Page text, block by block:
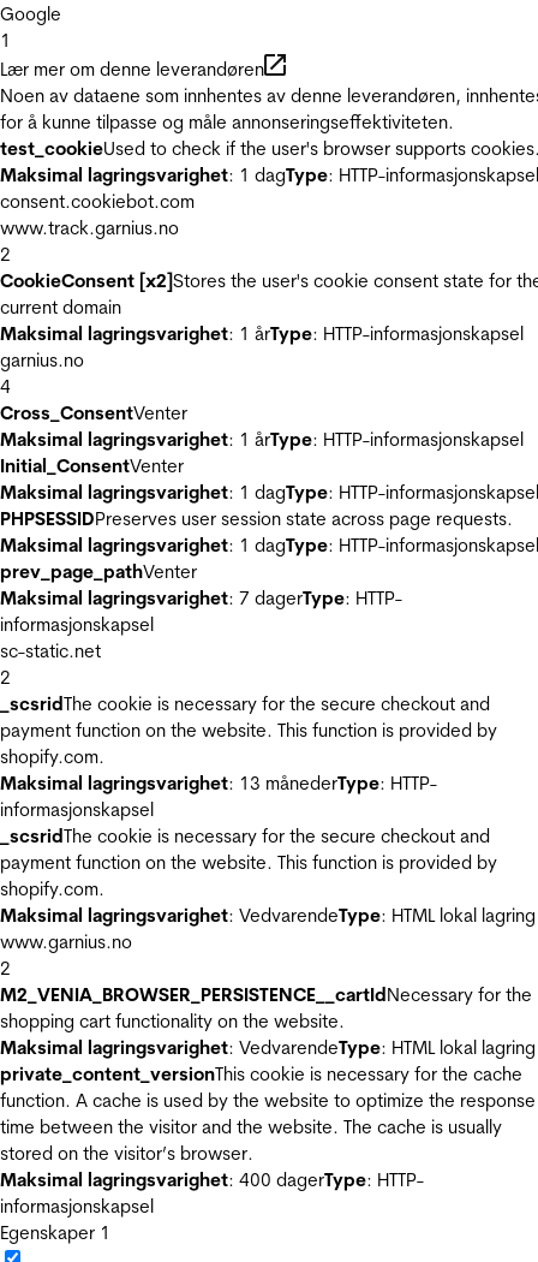
Google
1
Lær mer om denne leverandøren
Noen av dataene som innhentes av denne leverandøren,
for å kunne tilpasse og måle annonseringseffektiviteten.
test_cookieUsed to check if the user's browser supports
Maksimal lagringsvarighet: 1 dagType: HTTP-informasjonskapsel
consent.cookiebot.com
www.track.garnius.no
2
CookieConsent [x2]Stores the user's cookie consent state for
current domain
Maksimal lagringsvarighet: 1 årType: HTTP-informasjonskapsel
garnius.no
4
Cross_ConsentVenter
Maksimal lagringsvarighet: 1 årType: HTTP-informasjonskapsel
Initial_ConsentVenter
Maksimal lagringsvarighet: 1 dagType: HTTP-informasjonskapsel
PHPSESSIDPreserves user session state across page requests.
Maksimal lagringsvarighet: 1 dagType: HTTP-informasjonskapsel
prev_page_pathVenter
Maksimal lagringsvarighet: 7 dagerType: HTTP-
informasjonskapsel
sc-static.net
2
_scsridThe cookie is necessary for the secure checkout and
payment function on the website. This function is provided by
shopify.com.
Maksimal lagringsvarighet: 13 månederType: HTTP-
informasjonskapsel
_scsridThe cookie is necessary for the secure checkout and
payment function on the website. This function is provided by
shopify.com.
Maksimal lagringsvarighet: VedvarendeType: HTML lokal lagring
www.garnius.no
2
M2_VENIA_BROWSER_PERSISTENCE__cartIdNecessary for the
shopping cart functionality on the website.
Maksimal lagringsvarighet: VedvarendeType: HTML lokal lagring
private_content_versionThis cookie is necessary for the cache
function. A cache is used by the website to optimize the response
time between the visitor and the website. The cache is usually
stored on the visitor’s browser.
Maksimal lagringsvarighet: 400 dagerType: HTTP-
informasjonskapsel
Egenskaper 1